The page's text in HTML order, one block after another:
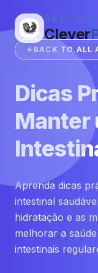
SEU
Clever
BACK TO ALL
Dicas
Manter
Aprenda dicas
intestinal
hidratação e as
melhorar a
intestinais